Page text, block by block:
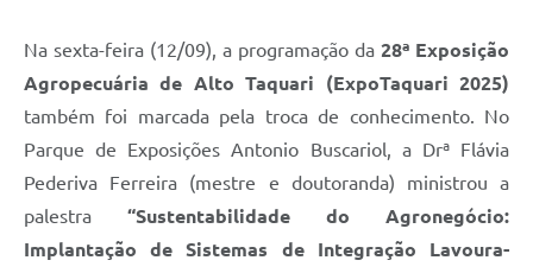
Na sexta-feira (12/09), a programação da 28ª Exposição
Agropecuária de Alto Taquari (ExpoTaquari 2025)
também foi marcada pela troca de conhecimento. No
Parque de Exposições Antonio Buscariol, a Drª Flávia
Pederiva Ferreira (mestre e doutoranda) ministrou a
palestra “Sustentabilidade do Agronegócio:
Implantação de Sistemas de Integração Lavoura-